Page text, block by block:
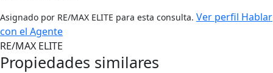
Asignado por RE/MAX ELITE para esta consulta. Ver perfil Hablar
con el Agente
RE/MAX ELITE
Propiedades similares